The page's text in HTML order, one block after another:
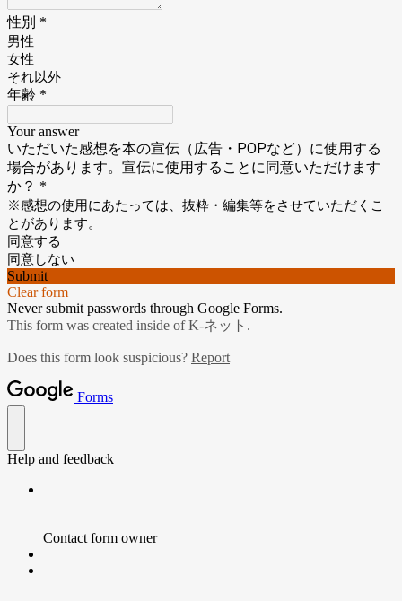
性別 *
男性
女性
それ以外
年齢 *
Your answer
いただいた感想を本の宣伝（広告・POPなど）に使用する
場合があります。宣伝に使用することに同意いただけます
か？ *
※感想の使用にあたっては、抜粋・編集等をさせていただくこ
とがあります。
同意する
同意しない
Submit
Clear form
Never submit passwords through Google Forms.
This form was created inside of K-ネット.
Does this form look suspicious? Report
Forms
Help and feedback
Contact form owner